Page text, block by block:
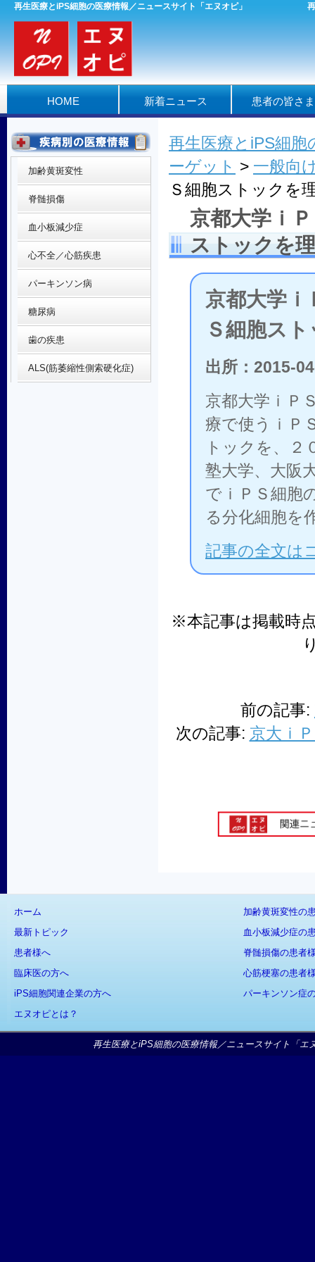
再生医療とiPS細胞の医療情報／ニュースサイト「エヌオピ」
HOME 新着ニュース 患者の皆さ
再生医療とiPS細
ーゲット > 一般向
Ｓ細胞ストックを
京都大学ｉ
ストックを
京都大学ｉ
Ｓ細胞ス
出所：2015-
京都大学ｉＰ
療で使うｉＰ
トックを、２
塾大学、大阪
でｉＰＳ細胞
る分化細胞を
記事の全文は
※本記事は掲載時
前の記事:
次の記事: 京大ｉ
加齢黄斑変性
脊髄損傷
血小板減少症
心不全／心筋疾患
パーキンソン病
糖尿病
歯の疾患
ALS(筋萎縮性側索硬化症)
ホーム
最新トピック
患者様へ
臨床医の方へ
iPS細胞関連企業の方へ
エヌオピとは？
加齢黄斑変性の
血小板減少症の
脊髄損傷の患者
心筋梗塞の患者
パーキンソン症
再生医療とiPS細胞の医療情報／ニュースサイト「